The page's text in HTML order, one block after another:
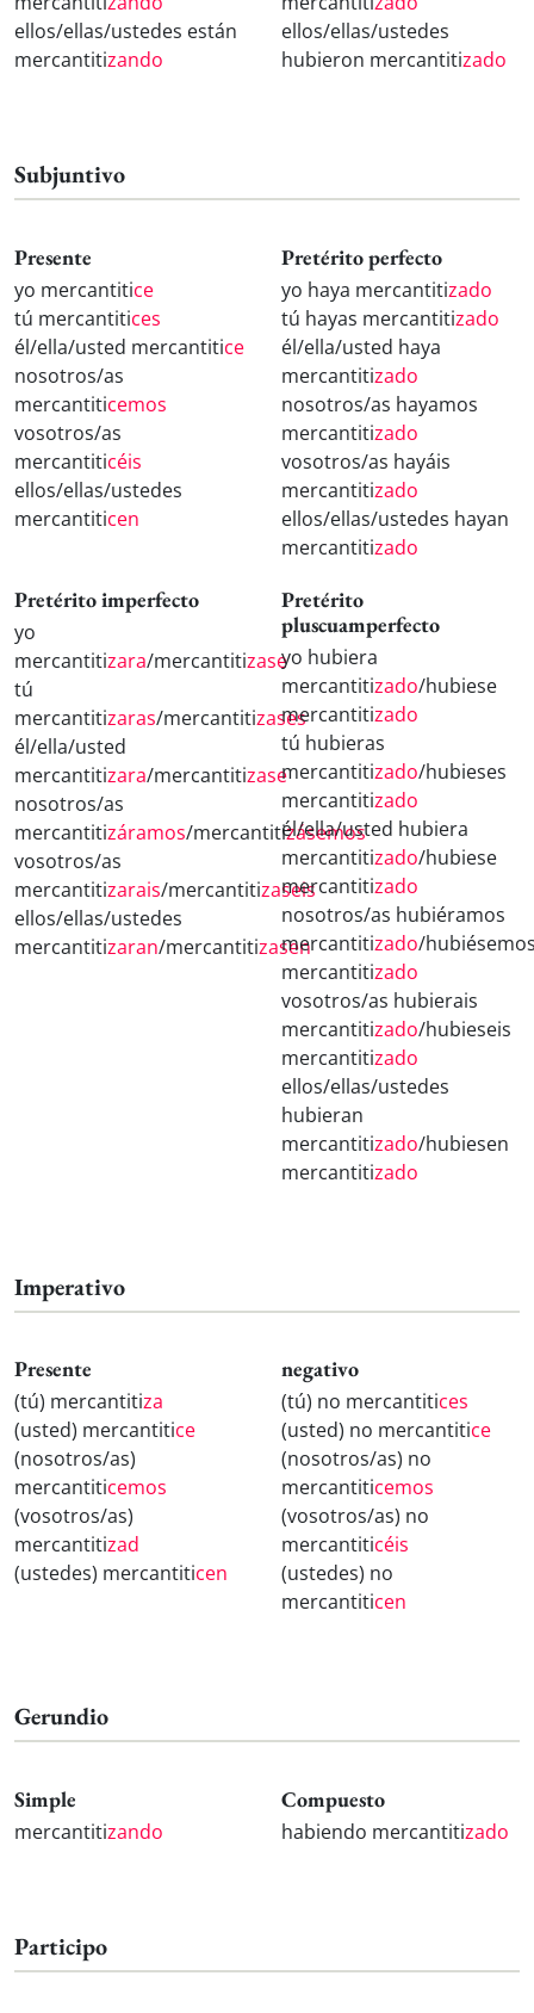
ellos/ellas/ustedes están
mercantitizando
ellos/ellas/ustedes
hubieron mercantitizado
Subjuntivo
Presente
yo mercantitice
tú mercantitices
él/ella/usted mercantitice
nosotros/as
mercantiticemos
vosotros/as
mercantiticéis
ellos/ellas/ustedes
mercantiticen
Pretérito perfecto
yo haya mercantitizado
tú hayas mercantitizado
él/ella/usted haya
mercantitizado
nosotros/as hayamos
mercantitizado
vosotros/as hayáis
mercantitizado
ellos/ellas/ustedes hayan
mercantitizado
Pretérito imperfecto
yo
mercantitizara/mercantitizase
tú
mercantitizaras/mercantitizases
él/ella/usted
mercantitizara/mercantitizase
nosotros/as
mercantitizáramos/mercantitizásemos
vosotros/as
mercantitizarais/mercantitizaseis
ellos/ellas/ustedes
mercantitizaran/mercantitizasen
Pretérito
pluscuamperfecto
yo hubiera
mercantitizado/hubiese
mercantitizado
tú hubieras
mercantitizado/hubieses
mercantitizado
él/ella/usted hubiera
mercantitizado/hubiese
mercantitizado
nosotros/as hubiéramos
mercantitizado/
mercantitizado
vosotros/as hubierais
mercantitizado/hubieseis
mercantitizado
ellos/ellas/ustedes
hubieran
mercantitizado/hubiesen
mercantitizado
Imperativo
Presente
(tú) mercantitiza
(usted) mercantitice
(nosotros/as)
mercantiticemos
(vosotros/as)
mercantitizad
(ustedes) mercantiticen
negativo
(tú) no mercantitices
(usted) no mercantitice
(nosotros/as) no
mercantiticemos
(vosotros/as) no
mercantiticéis
(ustedes) no
mercantiticen
Gerundio
Simple
mercantitizando
Compuesto
habiendo mercantitizado
Participo